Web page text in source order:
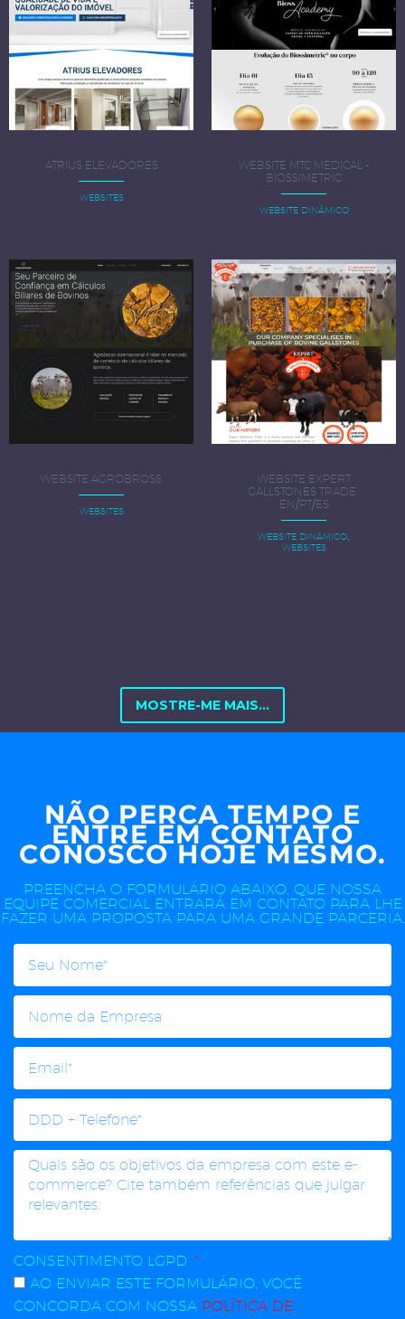
ATRIUS ELEVADORES
WEBSITES
WEBSITE MTC MEDICAL -
BIOSSIMETRIC
WEBSITE DINÂMICO
WEBSITE AGROBROSS
WEBSITES
WEBSITE EXPERT
GALLSTONES TRADE ·
EN/PT/ES
WEBSITE DINÂMICO,
WEBSITES
MOSTRE-ME MAIS...
NÃO PERCA TEMPO E
ENTRE EM CONTATO
CONOSCO HOJE MESMO.
PREENCHA O FORMULÁRIO ABAIXO, QUE NOSSA
EQUIPE COMERCIAL ENTRARÁ EM CONTATO PARA LHE
FAZER UMA PROPOSTA PARA UMA GRANDE PARCERIA.
CONSENTIMENTO LGPD
AO ENVIAR ESTE FORMULÁRIO, VOCÊ
CONCORDA COM NOSSA POLÍTICA DE